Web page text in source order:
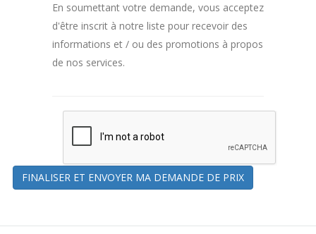
En soumettant votre demande, vous acceptez
d'être inscrit à notre liste pour recevoir des
informations et / ou des promotions à propos
de nos services.
FINALISER ET ENVOYER MA DEMANDE DE PRIX